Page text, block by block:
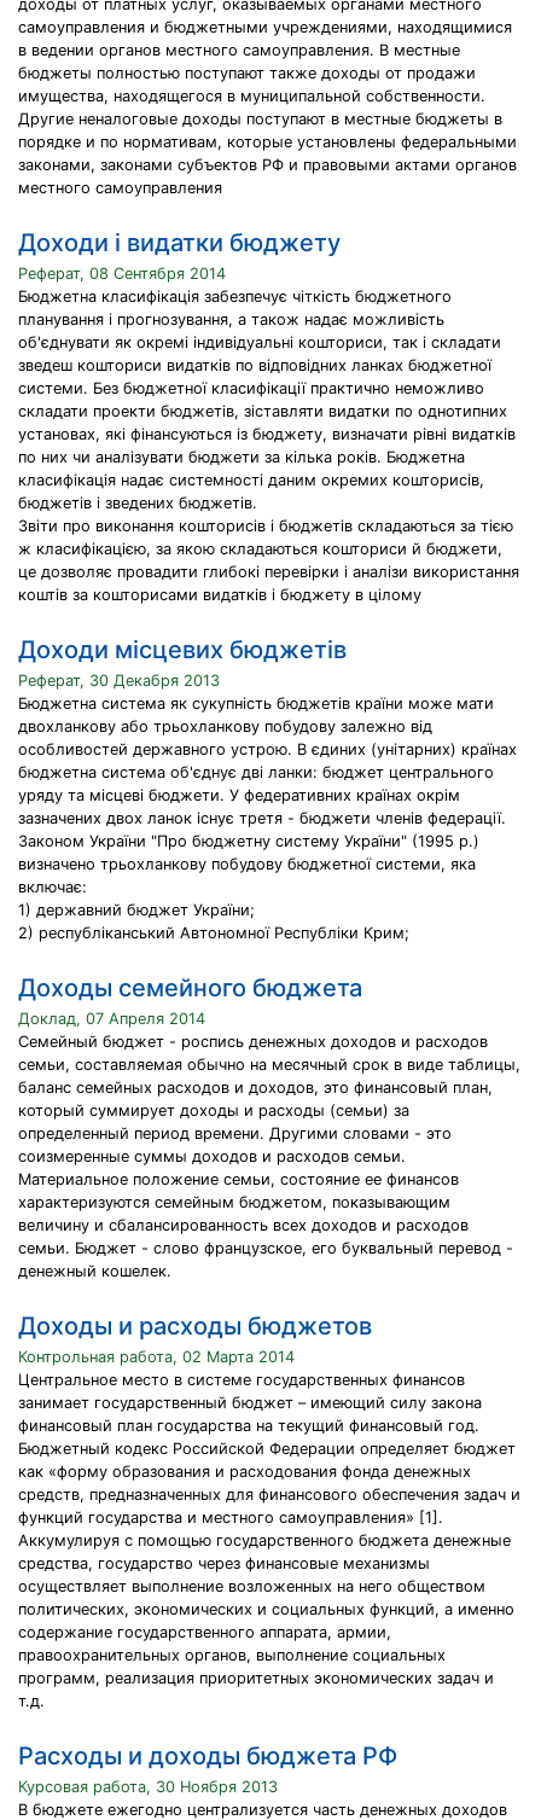
доходы от платных услуг, оказываемых органами местного
самоуправления и бюджетными учреждениями, находящимися
в ведении органов местного самоуправления. В местные
бюджеты полностью поступают также доходы от продажи
имущества, находящегося в муниципальной собственности.
Другие неналоговые доходы поступают в местные бюджеты в
порядке и по нормативам, которые установлены федеральными
законами, законами субъектов РФ и правовыми актами органов
местного самоуправления
Доходи і видатки бюджету
Реферат, 08 Сентября 2014
Бюджетна класифікація забезпечує чіткість бюджетного
планування і прогнозування, а також надає можливість
об'єднувати як окремі індивідуальні кошториси, так і складати
зведеш кошториси видатків по відповідних ланках бюджетної
системи. Без бюджетної класифікації практично неможливо
складати проекти бюджетів, зіставляти видатки по однотипних
установах, які фінансуються із бюджету, визначати рівні видатків
по них чи аналізувати бюджети за кілька років. Бюджетна
класифікація надає системності даним окремих кошторисів,
бюджетів і зведених бюджетів.
Звіти про виконання кошторисів і бюджетів складаються за тією
ж класифікацією, за якою складаються кошториси й бюджети,
це дозволяє провадити глибокі перевірки і аналізи використання
коштів за кошторисами видатків і бюджету в цілому
Доходи місцевих бюджетів
Реферат, 30 Декабря 2013
Бюджетна система як сукупність бюджетів країни може мати
двохланкову або трьохланкову побудову залежно від
особливостей державного устрою. В єдиних (унітарних) країнах
бюджетна система об'єднує дві ланки: бюджет центрального
уряду та місцеві бюджети. У федеративних країнах окрім
зазначених двох ланок існує третя - бюджети членів федерації.
Законом України "Про бюджетну систему України" (1995 р.)
визначено трьохланкову побудову бюджетної системи, яка
включає:
1) державний бюджет України;
2) республіканський Автономної Республіки Крим;
Доходы семейного бюджета
Доклад, 07 Апреля 2014
Семейный бюджет - роспись денежных доходов и расходов
семьи, составляемая обычно на месячный срок в виде таблицы,
баланс семейных расходов и доходов, это финансовый план,
который суммирует доходы и расходы (семьи) за
определенный период времени. Другими словами - это
соизмеренные суммы доходов и расходов семьи.
Материальное положение семьи, состояние ее финансов
характеризуются семейным бюджетом, показывающим
величину и сбалансированность всех доходов и расходов
семьи. Бюджет - слово французское, его буквальный перевод -
денежный кошелек.
Доходы и расходы бюджетов
Контрольная работа, 02 Марта 2014
Центральное место в системе государственных финансов
занимает государственный бюджет – имеющий силу закона
финансовый план государства на текущий финансовый год.
Бюджетный кодекс Российской Федерации определяет бюджет
как «форму образования и расходования фонда денежных
средств, предназначенных для финансового обеспечения задач и
функций государства и местного самоуправления» [1].
Аккумулируя с помощью государственного бюджета денежные
средства, государство через финансовые механизмы
осуществляет выполнение возложенных на него обществом
политических, экономических и социальных функций, а именно
содержание государственного аппарата, армии,
правоохранительных органов, выполнение социальных
программ, реализация приоритетных экономических задач и
т.д.
Расходы и доходы бюджета РФ
Курсовая работа, 30 Ноября 2013
В бюджете ежегодно централизуется часть денежных доходов